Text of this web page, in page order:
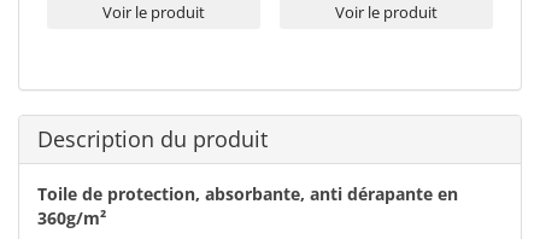
Voir le produit Voir le produit
Description du produit
Toile de protection, absorbante, anti dérapante en
360g/m²